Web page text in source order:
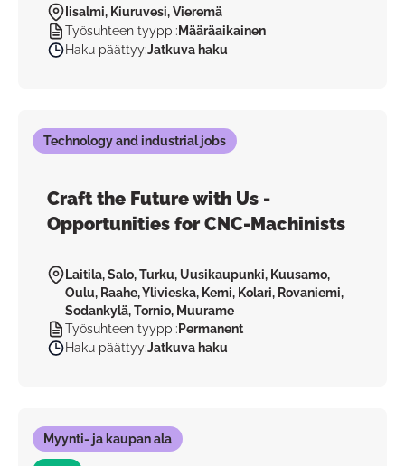
Iisalmi, Kiuruvesi, Vieremä
Työsuhteen tyyppi: Määräaikainen
Haku päättyy:Jatkuva haku
Technology and industrial jobs
Craft the Future with Us -
Opportunities for CNC-Machinists
Laitila, Salo, Turku, Uusikaupunki, Kuusamo,
Oulu, Raahe, Ylivieska, Kemi, Kolari, Rovaniemi,
Sodankylä, Tornio, Muurame
Työsuhteen tyyppi: Permanent
Haku päättyy:Jatkuva haku
Myynti- ja kaupan ala